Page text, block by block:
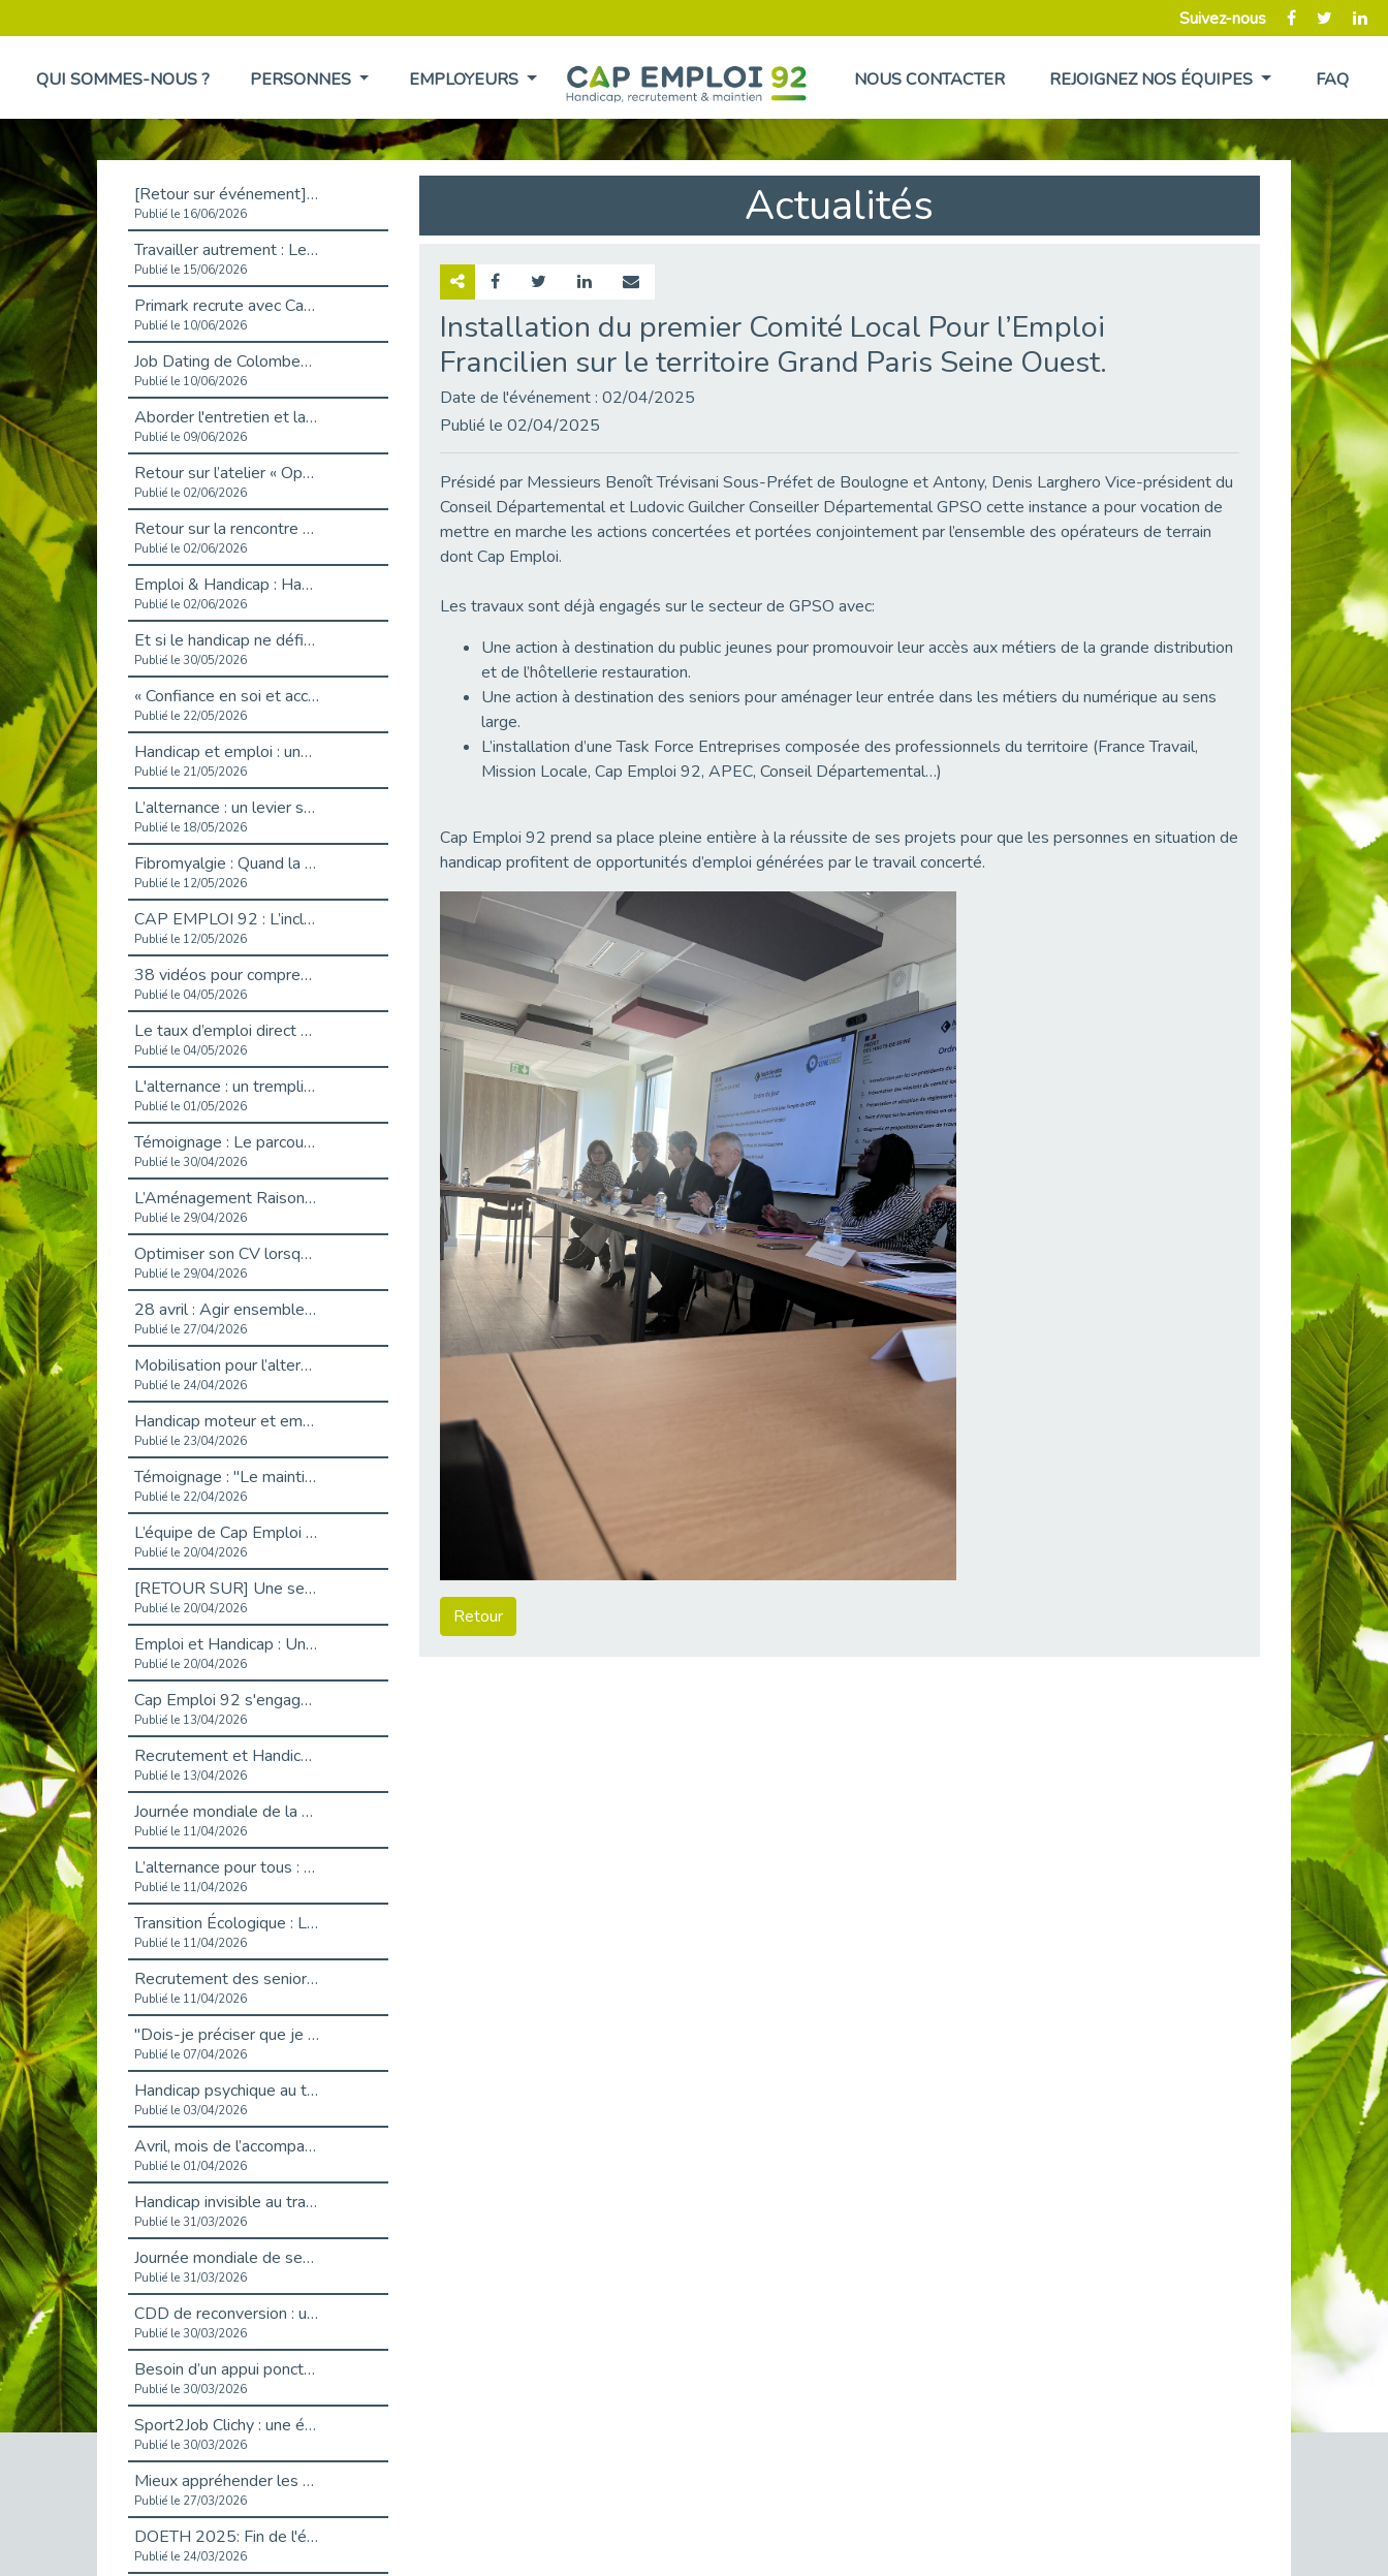
Suivez-nous
QUI SOMMES-NOUS ? PERSONNES EMPLOYEURS NOUS CONTACTER REJOIGNEZ NOS ÉQUIPES FAQ
[Retour sur événement] L'inclusion au cœur de la Place de l'Emploi à La Défense !
Publié le 16/06/2026
Travailler autrement : Le défi de l'intégration des maladies chroniques en entreprise
Publié le 15/06/2026
Primark recrute avec Cap Emploi 92, une matinée couronnée de succès !
Publié le 10/06/2026
Job Dating de Colombes – Emploi et Insertion
Publié le 10/06/2026
Aborder l'entretien et la situation de handicap en toute confiance
Publié le 09/06/2026
Retour sur l’atelier « Optimiser sa recherche d’emploi »
Publié le 02/06/2026
Retour sur la rencontre entre Cap Emploi 92 et Thales (Campus Meudon)
Publié le 02/06/2026
Emploi & Handicap : Hachette Livre et Cap emploi 92 renforcent leur collaboration
Publié le 02/06/2026
Et si le handicap ne définissait plus la carrière ?
Publié le 30/05/2026
« Confiance en soi et acceptation du handicap » : un levier puissant vers l’emploi
Publié le 22/05/2026
Handicap et emploi : une matinée pour briser les tabous
Publié le 21/05/2026
L’alternance : un levier stratégique pour recruter et inclure durablement
Publié le 18/05/2026
Fibromyalgie : Quand la douleur invisible s’invite au bureau
Publié le 12/05/2026
CAP EMPLOI 92 : L’inclusion portée à son sommet, bien au-delà des quotas
Publié le 12/05/2026
38 vidéos pour comprendre et agir durablement
Publié le 04/05/2026
Le taux d’emploi direct dans la fonction publique dépasse 6 % en 2025
Publié le 04/05/2026
L'alternance : un tremplin vers l'emploi aussi pour les personnes en situation de handicap
Publié le 01/05/2026
Témoignage : Le parcours de Marc, 44 ans
Publié le 30/04/2026
L’Aménagement Raisonnable : Un Levier pour l’Équité
Publié le 29/04/2026
Optimiser son CV lorsqu’on est en situation de handicap
Publié le 29/04/2026
28 avril : Agir ensemble pour une culture de prévention au travail
Publié le 27/04/2026
Mobilisation pour l’alternance et le handicap
Publié le 24/04/2026
Handicap moteur et emploi : réussir ses recrutements vidéo
Publié le 23/04/2026
Témoignage : "Le maintien en emploi est un investissement, pas une contrainte."
Publié le 22/04/2026
L’équipe de Cap Emploi 92 s’agrandit : Bienvenue à Charmila, Khoudia et Fadila !
Publié le 20/04/2026
[RETOUR SUR] Une session de recrutement inclusive réussie à Asnières !
Publié le 20/04/2026
Emploi et Handicap : Une alliance de style entre Cap Emploi 92 et La Cravate Solidaire
Publié le 20/04/2026
Cap Emploi 92 s'engage pour la santé mentale : La formation PSSM au cœur de l'accompagnement
Publié le 13/04/2026
Recrutement et Handicap : Et si vous testiez avant de vous engager ?
Publié le 13/04/2026
Journée mondiale de la maladie de Parkinson : Mieux comprendre pour mieux accompagner
Publié le 11/04/2026
L’alternance pour tous : Cap Emploi 92 et Seine Ouest Entreprise et Emploi mobilisés à Boulogne-Billancourt
Publié le 11/04/2026
Transition Écologique : Les Cap Emploi 75,92 et 93 s’engagent pour un Numérique Responsable
Publié le 11/04/2026
Recrutement des seniors : Un levier de transformation pour les ETI franciliennes
Publié le 11/04/2026
"Dois-je préciser que je suis handicapé sur mon CV?"
Publié le 07/04/2026
Handicap psychique au travail : et si nous changions de regard - vidéo
Publié le 03/04/2026
Avril, mois de l’accompagnement dans l’emploi avec Cap emploi.
Publié le 01/04/2026
Handicap invisible au travail : se taire ou parler? - vidéo
Publié le 31/03/2026
Journée mondiale de sensibilisation à l’autisme
Publié le 31/03/2026
CDD de reconversion : un nouveau contrat pour sécuriser le changement de métier.
Publié le 30/03/2026
Besoin d’un appui ponctuel expertise handicap ?
Publié le 30/03/2026
Sport2Job Clichy : une édition altoséquanaise avec Cap Emploi 92.
Publié le 30/03/2026
Mieux appréhender les enjeux du handicap singulier en entreprise - vidéo
Publié le 27/03/2026
DOETH 2025: Fin de l'écrêtement
Publié le 24/03/2026
Actualités
Installation du premier Comité Local Pour l’Emploi
Francilien sur le territoire Grand Paris Seine Ouest.
Date de l'événement : 02/04/2025
Publié le 02/04/2025
Présidé par Messieurs Benoît Trévisani Sous-Préfet de Boulogne et Antony, Denis Larghero Vice-président du
Conseil Départemental et Ludovic Guilcher Conseiller Départemental GPSO cette instance a pour vocation de
mettre en marche les actions concertées et portées conjointement par l’ensemble des opérateurs de terrain
dont Cap Emploi.
Les travaux sont déjà engagés sur le secteur de GPSO avec:
Une action à destination du public jeunes pour promouvoir leur accès aux métiers de la grande distribution
et de l’hôtellerie restauration.
Une action à destination des seniors pour aménager leur entrée dans les métiers du numérique au sens
large.
L’installation d’une Task Force Entreprises composée des professionnels du territoire (France Travail,
Mission Locale, Cap Emploi 92, APEC, Conseil Départemental…)
Cap Emploi 92 prend sa place pleine entière à la réussite de ses projets pour que les personnes en situation de
handicap profitent de opportunités d’emploi générées par le travail concerté.
Retour